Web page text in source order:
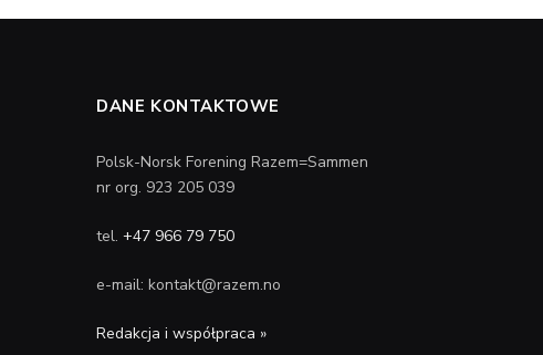
DANE KONTAKTOWE
Polsk-Norsk Forening Razem=Sammen
nr org. 923 205 039
tel. +47 966 79 750
e-mail: kontakt@razem.no
Redakcja i współpraca »